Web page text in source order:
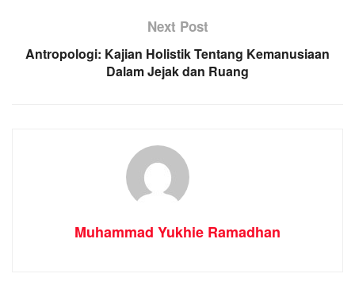
Next Post
Antropologi: Kajian Holistik Tentang Kemanusiaan
Dalam Jejak dan Ruang
Muhammad Yukhie Ramadhan